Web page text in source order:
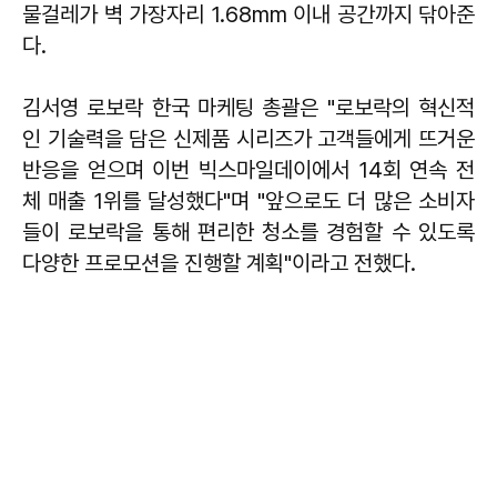
물걸레가 벽 가장자리 1.68mm 이내 공간까지 닦아준
다.
김서영 로보락 한국 마케팅 총괄은 "로보락의 혁신적
인 기술력을 담은 신제품 시리즈가 고객들에게 뜨거운
반응을 얻으며 이번 빅스마일데이에서 14회 연속 전
체 매출 1위를 달성했다"며 "앞으로도 더 많은 소비자
들이 로보락을 통해 편리한 청소를 경험할 수 있도록
다양한 프로모션을 진행할 계획"이라고 전했다.